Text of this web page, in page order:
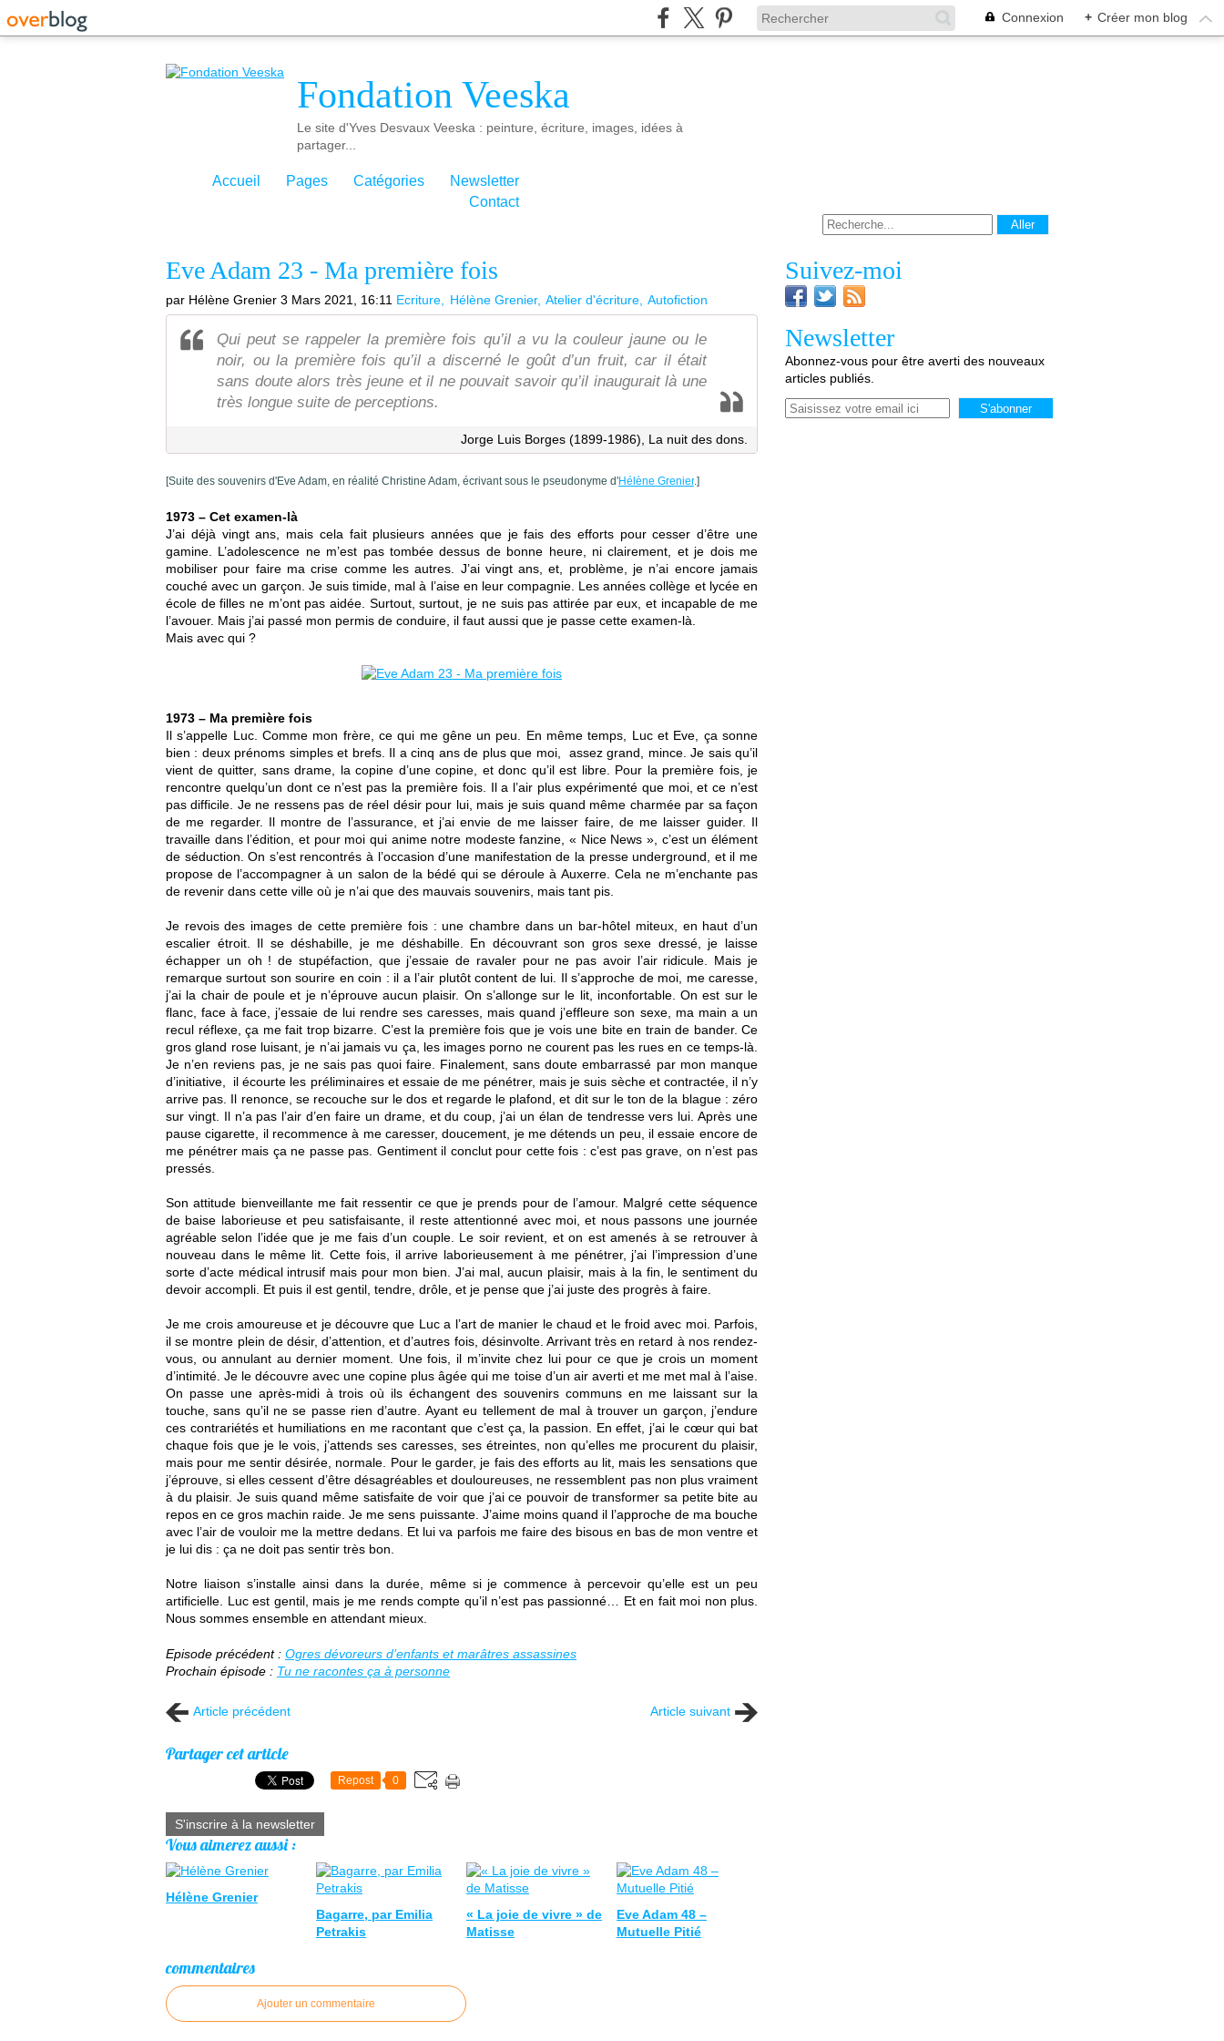
Connexion + Créer mon blog
Fondation Veeska
Le site d'Yves Desvaux Veeska : peinture, écriture, images, idées à
partager...
Accueil Pages Catégories
Newsletter
Contact
Eve Adam 23 - Ma première fois
par Hélène Grenier 3 Mars 2021, 16:11 Ecriture Hélène Grenier Atelier d'écriture Autofiction
Qui peut se rappeler la première fois qu’il a vu la couleur jaune ou le
noir, ou la première fois qu’il a discerné le goût d’un fruit, car il était
sans doute alors très jeune et il ne pouvait savoir qu’il inaugurait là une
très longue suite de perceptions.
Jorge Luis Borges (1899-1986), La nuit des dons.
[Suite des souvenirs d'Eve Adam, en réalité Christine Adam, écrivant sous le pseudonyme d'Hélène Grenier.]
1973 – Cet examen-là
J’ai déjà vingt ans, mais cela fait plusieurs années que je fais des efforts pour cesser d’être une
gamine. L’adolescence ne m’est pas tombée dessus de bonne heure, ni clairement, et je dois me
mobiliser pour faire ma crise comme les autres. J’ai vingt ans, et, problème, je n’ai encore jamais
couché avec un garçon. Je suis timide, mal à l’aise en leur compagnie. Les années collège et lycée en
école de filles ne m’ont pas aidée. Surtout, surtout, je ne suis pas attirée par eux, et incapable de me
l’avouer. Mais j’ai passé mon permis de conduire, il faut aussi que je passe cette examen-là.
Mais avec qui ?
1973 – Ma première fois
Il s’appelle Luc. Comme mon frère, ce qui me gêne un peu. En même temps, Luc et Eve, ça sonne
bien : deux prénoms simples et brefs. Il a cinq ans de plus que moi, assez grand, mince. Je sais qu’il
vient de quitter, sans drame, la copine d’une copine, et donc qu’il est libre. Pour la première fois, je
rencontre quelqu’un dont ce n’est pas la première fois. Il a l’air plus expérimenté que moi, et ce n’est
pas difficile. Je ne ressens pas de réel désir pour lui, mais je suis quand même charmée par sa façon
de me regarder. Il montre de l’assurance, et j’ai envie de me laisser faire, de me laisser guider. Il
travaille dans l’édition, et pour moi qui anime notre modeste fanzine, « Nice News », c’est un élément
de séduction. On s’est rencontrés à l’occasion d’une manifestation de la presse underground, et il me
propose de l’accompagner à un salon de la bédé qui se déroule à Auxerre. Cela ne m’enchante pas
de revenir dans cette ville où je n’ai que des mauvais souvenirs, mais tant pis.
Je revois des images de cette première fois : une chambre dans un bar-hôtel miteux, en haut d’un
escalier étroit. Il se déshabille, je me déshabille. En découvrant son gros sexe dressé, je laisse
échapper un oh ! de stupéfaction, que j’essaie de ravaler pour ne pas avoir l’air ridicule. Mais je
remarque surtout son sourire en coin : il a l’air plutôt content de lui. Il s’approche de moi, me caresse,
j’ai la chair de poule et je n’éprouve aucun plaisir. On s’allonge sur le lit, inconfortable. On est sur le
flanc, face à face, j’essaie de lui rendre ses caresses, mais quand j’effleure son sexe, ma main a un
recul réflexe, ça me fait trop bizarre. C’est la première fois que je vois une bite en train de bander. Ce
gros gland rose luisant, je n’ai jamais vu ça, les images porno ne courent pas les rues en ce temps-là.
Je n’en reviens pas, je ne sais pas quoi faire. Finalement, sans doute embarrassé par mon manque
d’initiative, il écourte les préliminaires et essaie de me pénétrer, mais je suis sèche et contractée, il n’y
arrive pas. Il renonce, se recouche sur le dos et regarde le plafond, et dit sur le ton de la blague : zéro
sur vingt. Il n’a pas l’air d’en faire un drame, et du coup, j’ai un élan de tendresse vers lui. Après une
pause cigarette, il recommence à me caresser, doucement, je me détends un peu, il essaie encore de
me pénétrer mais ça ne passe pas. Gentiment il conclut pour cette fois : c’est pas grave, on n’est pas
pressés.
Son attitude bienveillante me fait ressentir ce que je prends pour de l’amour. Malgré cette séquence
de baise laborieuse et peu satisfaisante, il reste attentionné avec moi, et nous passons une journée
agréable selon l’idée que je me fais d’un couple. Le soir revient, et on est amenés à se retrouver à
nouveau dans le même lit. Cette fois, il arrive laborieusement à me pénétrer, j’ai l’impression d’une
sorte d’acte médical intrusif mais pour mon bien. J’ai mal, aucun plaisir, mais à la fin, le sentiment du
devoir accompli. Et puis il est gentil, tendre, drôle, et je pense que j’ai juste des progrès à faire.
Je me crois amoureuse et je découvre que Luc a l’art de manier le chaud et le froid avec moi. Parfois,
il se montre plein de désir, d’attention, et d’autres fois, désinvolte. Arrivant très en retard à nos rendez-
vous, ou annulant au dernier moment. Une fois, il m’invite chez lui pour ce que je crois un moment
d’intimité. Je le découvre avec une copine plus âgée qui me toise d’un air averti et me met mal à l’aise.
On passe une après-midi à trois où ils échangent des souvenirs communs en me laissant sur la
touche, sans qu’il ne se passe rien d’autre. Ayant eu tellement de mal à trouver un garçon, j’endure
ces contrariétés et humiliations en me racontant que c’est ça, la passion. En effet, j’ai le cœur qui bat
chaque fois que je le vois, j’attends ses caresses, ses étreintes, non qu’elles me procurent du plaisir,
mais pour me sentir désirée, normale. Pour le garder, je fais des efforts au lit, mais les sensations que
j’éprouve, si elles cessent d’être désagréables et douloureuses, ne ressemblent pas non plus vraiment
à du plaisir. Je suis quand même satisfaite de voir que j’ai ce pouvoir de transformer sa petite bite au
repos en ce gros machin raide. Je me sens puissante. J’aime moins quand il l’approche de ma bouche
avec l’air de vouloir me la mettre dedans. Et lui va parfois me faire des bisous en bas de mon ventre et
je lui dis : ça ne doit pas sentir très bon.
Notre liaison s’installe ainsi dans la durée, même si je commence à percevoir qu’elle est un peu
artificielle. Luc est gentil, mais je me rends compte qu’il n’est pas passionné… Et en fait moi non plus.
Nous sommes ensemble en attendant mieux.
Episode précédent : Ogres dévoreurs d’enfants et marâtres assassines
Prochain épisode : Tu ne racontes ça à personne
Article précédent Article suivant
Partager cet article
Repost 0
S'inscrire à la newsletter
Vous aimerez aussi :
Hélène Grenier
Bagarre, par Emilia
Petrakis
« La joie de vivre » de
Matisse
Eve Adam 48 –
Mutuelle Pitié
commentaires
Ajouter un commentaire
Suivez-moi
Newsletter
Abonnez-vous pour être averti des nouveaux
articles publiés.
Email